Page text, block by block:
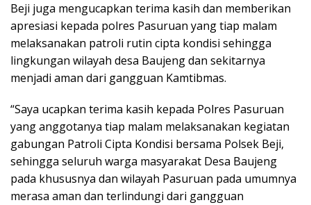
Beji juga mengucapkan terima kasih dan memberikan
apresiasi kepada polres Pasuruan yang tiap malam
melaksanakan patroli rutin cipta kondisi sehingga
lingkungan wilayah desa Baujeng dan sekitarnya
menjadi aman dari gangguan Kamtibmas.
“Saya ucapkan terima kasih kepada Polres Pasuruan
yang anggotanya tiap malam melaksanakan kegiatan
gabungan Patroli Cipta Kondisi bersama Polsek Beji,
sehingga seluruh warga masyarakat Desa Baujeng
pada khususnya dan wilayah Pasuruan pada umumnya
merasa aman dan terlindungi dari gangguan